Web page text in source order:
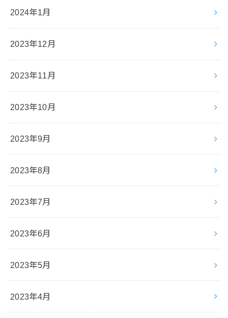
2024年1月
2023年12月
2023年11月
2023年10月
2023年9月
2023年8月
2023年7月
2023年6月
2023年5月
2023年4月